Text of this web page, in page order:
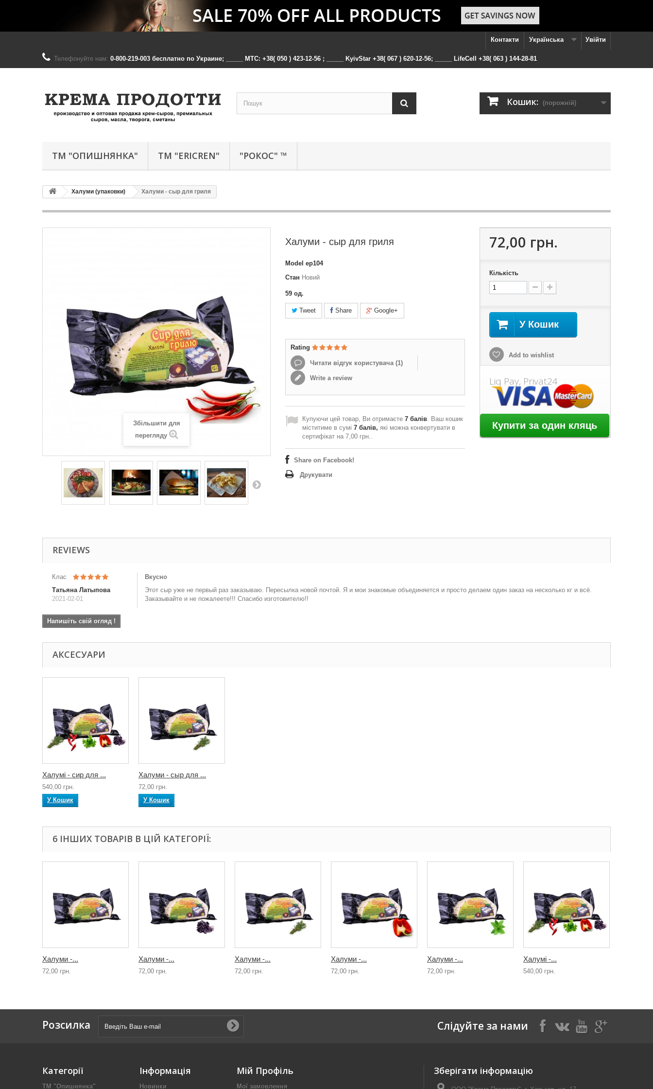
Увійти
Українська
Контакти
Телефонуйте нам: 0-800-219-003 бесплатно по Украине; _____ MTC: +38( 050 ) 423-12-56 ; _____ KyivStar +38( 067 ) 620-12-56; _____ LifeCell +38( 063 ) 144-28-81
Кошик: (порожній)
ТМ "ОПИШНЯНКА" ТМ "ERICREN" "РОКОС" ™
Халуми (упаковки) Халуми - сыр для гриля
Збільшити для
перегляду
Халуми - сыр для гриля
Model ер104
Стан Новий
59 од.
Tweet Share Google+
Rating
Читати відгук користувача (1)
Write a review
Купуючи цей товар, Ви отримаєте 7 балів . Ваш кошик
міститиме в сумі 7 балів, які можна конвертувати в
сертифікат на 7,00 грн.
Share on Facebook!
Друкувати
72,00 грн.
Кількість
У Кошик
Add to wishlist
Liq Pay, Privat24
REVIEWS
Клас
Татьяна Латыпова
2021-02-01
Вкусно
Этот сыр уже не первый раз заказываю. Пересылка новой почтой. Я и мои знакомые объединяется и просто делаем один заказ на несколько кг и всё.
Заказывайте и не пожалеете!!! Спасибо изготовителю!!
Напишіть свій огляд !
АКСЕСУАРИ
Халумі - сир для ...
540,00 грн.
У Кошик
Халуми - сыр для ...
72,00 грн.
У Кошик
6 ІНШИХ ТОВАРІВ В ЦІЙ КАТЕГОРІЇ:
Халуми -...
72,00 грн.
Халуми -...
72,00 грн.
Халуми -...
72,00 грн.
Халуми -...
72,00 грн.
Халуми -...
72,00 грн.
Халумі -...
540,00 грн.
Розсилка Слідуйте за нами
Категорії
ТМ "Опишнянка"
Інформація
Новинки
Мій Профіль
Мої замовлення
Зберігати інформацію